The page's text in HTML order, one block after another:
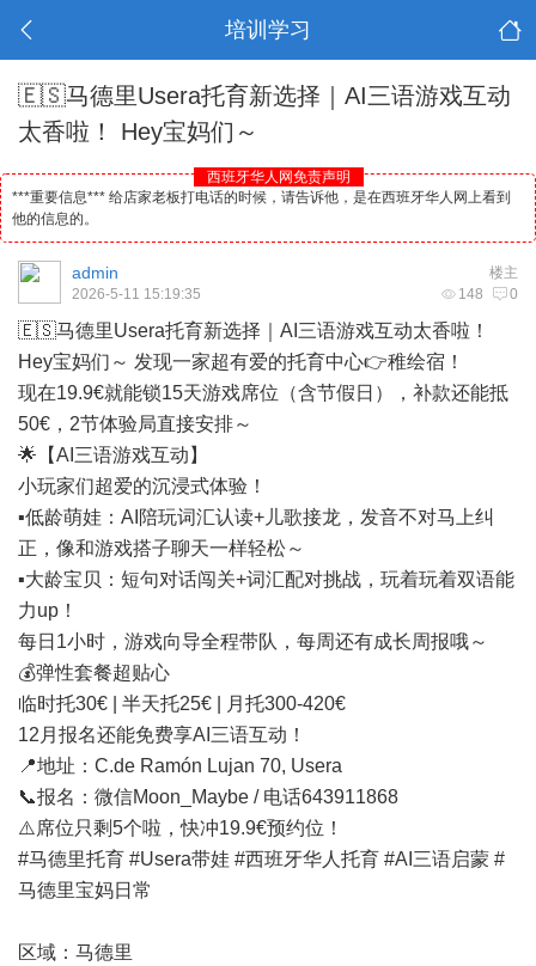
培训学习
🇪🇸马德里Usera托育新选择｜AI三语游戏互动
太香啦！ Hey宝妈们～
西班牙华人网免责声明
***重要信息*** 给店家老板打电话的时候，请告诉他，是在西班牙华人网上看到
他的信息的。
楼主
admin
148 0
2026-5-11 15:19:35
🇪🇸马德里Usera托育新选择｜AI三语游戏互动太香啦！
Hey宝妈们～ 发现一家超有爱的托育中心👉稚绘宿！
现在19.9€就能锁15天游戏席位（含节假日），补款还能抵
50€，2节体验局直接安排～
🌟【AI三语游戏互动】
小玩家们超爱的沉浸式体验！
▪️低龄萌娃：AI陪玩词汇认读+儿歌接龙，发音不对马上纠
正，像和游戏搭子聊天一样轻松～
▪️大龄宝贝：短句对话闯关+词汇配对挑战，玩着玩着双语能
力up！
每日1小时，游戏向导全程带队，每周还有成长周报哦～
💰弹性套餐超贴心
临时托30€ | 半天托25€ | 月托300-420€
12月报名还能免费享AI三语互动！
📍地址：C.de Ramón Lujan 70, Usera
📞报名：微信Moon_Maybe / 电话643911868
⚠️席位只剩5个啦，快冲19.9€预约位！
#马德里托育 #Usera带娃 #西班牙华人 托育 #AI三语启蒙 #
马德里宝妈日常
区域：马德里